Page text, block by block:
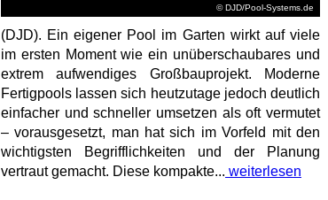
© DJD/Pool-Systems.de
(DJD). Ein eigener Pool im Garten wirkt auf viele
im ersten Moment wie ein unüberschaubares und
extrem aufwendiges Großbauprojekt. Moderne
Fertigpools lassen sich heutzutage jedoch deutlich
einfacher und schneller umsetzen als oft vermutet
– vorausgesetzt, man hat sich im Vorfeld mit den
wichtigsten Begrifflichkeiten und der Planung
vertraut gemacht. Diese kompakte... weiterlesen